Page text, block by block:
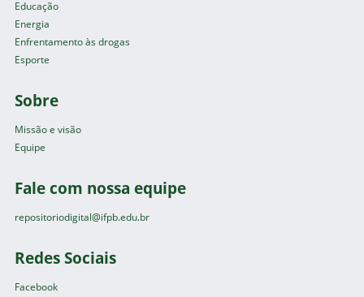
Educação
Energia
Enfrentamento às drogas
Esporte
Sobre
Missão e visão
Equipe
Fale com nossa equipe
repositoriodigital@ifpb.edu.br
Redes Sociais
Facebook